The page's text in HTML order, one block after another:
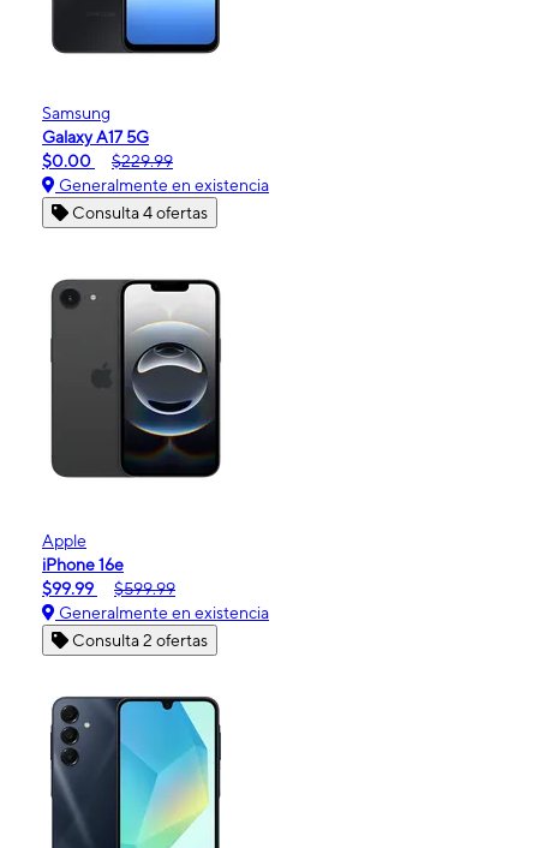
Samsung
Galaxy A17 5G
$0.00
$229.99
Generalmente en existencia
Consulta 4 ofertas
Apple
iPhone 16e
$99.99
$599.99
Generalmente en existencia
Consulta 2 ofertas